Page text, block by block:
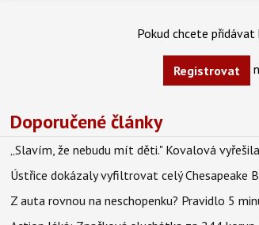
Pokud chcete
Registrovat
Doporučené články
„Slavím, že nebudu mít děti." Kovalová
Ústřice dokázaly vyfiltrovat celý Chesapeake
Z auta rovnou na neschopenku? Pravidlo 5